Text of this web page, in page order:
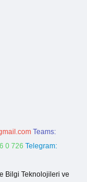
Teams:
0 726 Telegram:
Bilgi Teknolojileri ve